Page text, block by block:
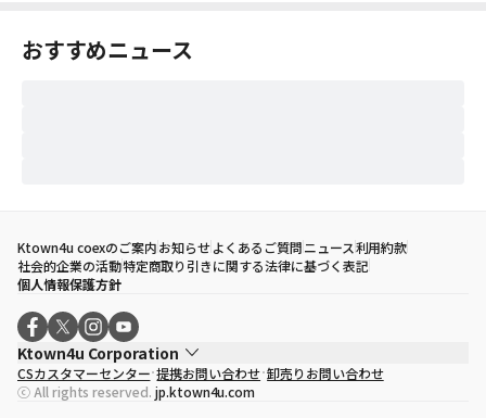
おすすめニュース
Ktown4u coexのご案内お知らせよくあるご質問ニュース利用約款
社会的企業の活動特定商取り引きに関する法律に基づく表記
個人情報保護方針
Ktown4u Corporation
代表取締役
ソン・ヒョミン
事業者登録番号120-87-71116
CSカスタマーセンター 提携お問い合わせ 卸売りお問い合わせ
ⓒ All rights reserved. jp.ktown4u.com